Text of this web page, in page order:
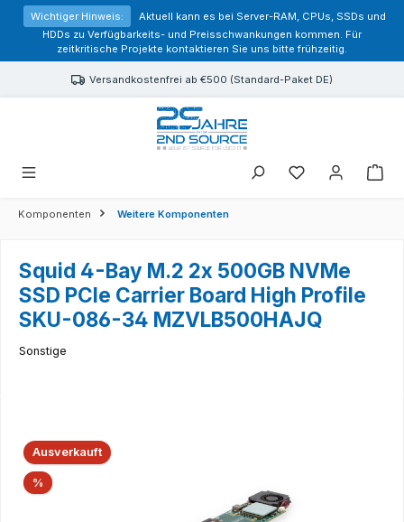
springen
Wichtiger Hinweis:
Aktuell kann es bei Server-RAM, CPUs, SSDs und
HDDs zu Verfügbarkeits- und Preisschwankungen kommen. Für
zeitkritische Projekte kontaktieren Sie uns bitte frühzeitig.
Versandkostenfrei ab €500 (Standard-Paket DE)
Sie haben 0
Komponenten Weitere Komponenten
Squid 4-Bay M.2 2x 500GB NVMe
SSD PCIe Carrier Board High Profile
SKU-086-34 MZVLB500HAJQ
Sonstige
Bildergalerie überspringen
Ausverkauft
% Rabatt